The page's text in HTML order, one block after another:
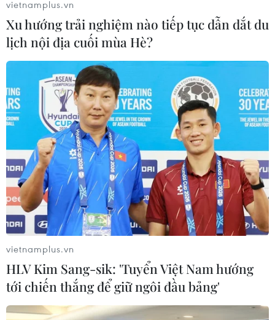
Đại sứ quán Việt Nam tại Israel thăm hỏi
kiều bào, sinh viên
24/11/2023 23:32
Đoàn công tác của Đại sứ quán Việt Nam tại Israel đã
tổ chức thăm hỏi Kiều bào và tu nghiệp sinh Việt Nam
tại Israel ngay sau khi lệnh ngừng bắn tại Dải Gaza có
hiệu lực.
vietnamplus.vn
Xu hướng trải nghiệm nào tiếp tục dẫn dắt du
lịch nội địa cuối mùa Hè?
vietnamplus.vn
HLV Kim Sang-sik: 'Tuyển Việt Nam hướng
tới chiến thắng để giữ ngôi đầu bảng'